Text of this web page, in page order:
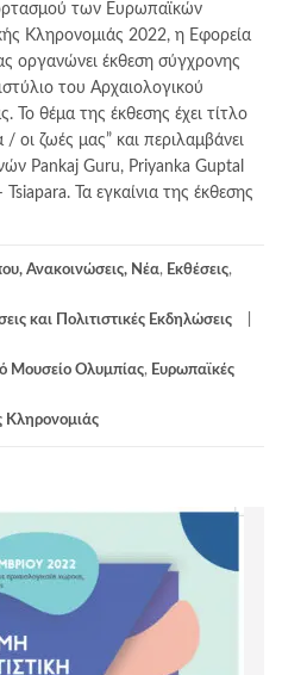
των Ευρωπαϊκών
Κληρονομιάς 2022, η Εφορεία
οργανώνει έκθεση σύγχρονης
του Αρχαιολογικού
Το θέμα της έκθεσης έχει τίτλο
οι ζωές μας” και περιλαμβάνει
Pankaj Guru, Priyanka Guptal
Τα εγκαίνια της έκθεσης
Ανακοινώσεις, Νέα, Εκθέσεις,
και Πολιτιστικές Εκδηλώσεις
Μουσείο Ολυμπίας, Ευρωπαϊκές
Κληρονομιάς